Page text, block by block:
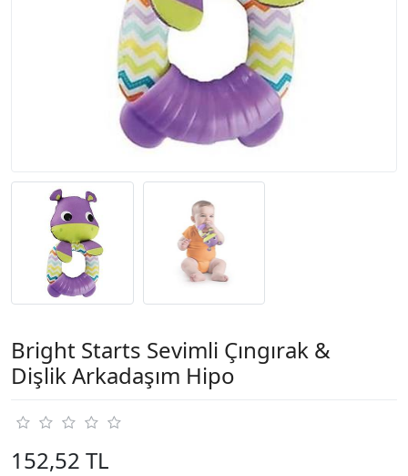
Bright Starts Sevimli Çıngırak &
Dişlik Arkadaşım Hipo
152,52 TL